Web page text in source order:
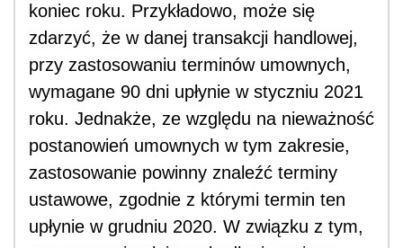
koniec roku. Przykładowo, może się
zdarzyć, że w danej transakcji handlowej,
przy zastosowaniu terminów umownych,
wymagane 90 dni upłynie w styczniu 2021
roku. Jednakże, ze względu na nieważność
postanowień umownych w tym zakresie,
zastosowanie powinny znaleźć terminy
ustawowe, zgodnie z którymi termin ten
upłynie w grudniu 2020. W związku z tym,